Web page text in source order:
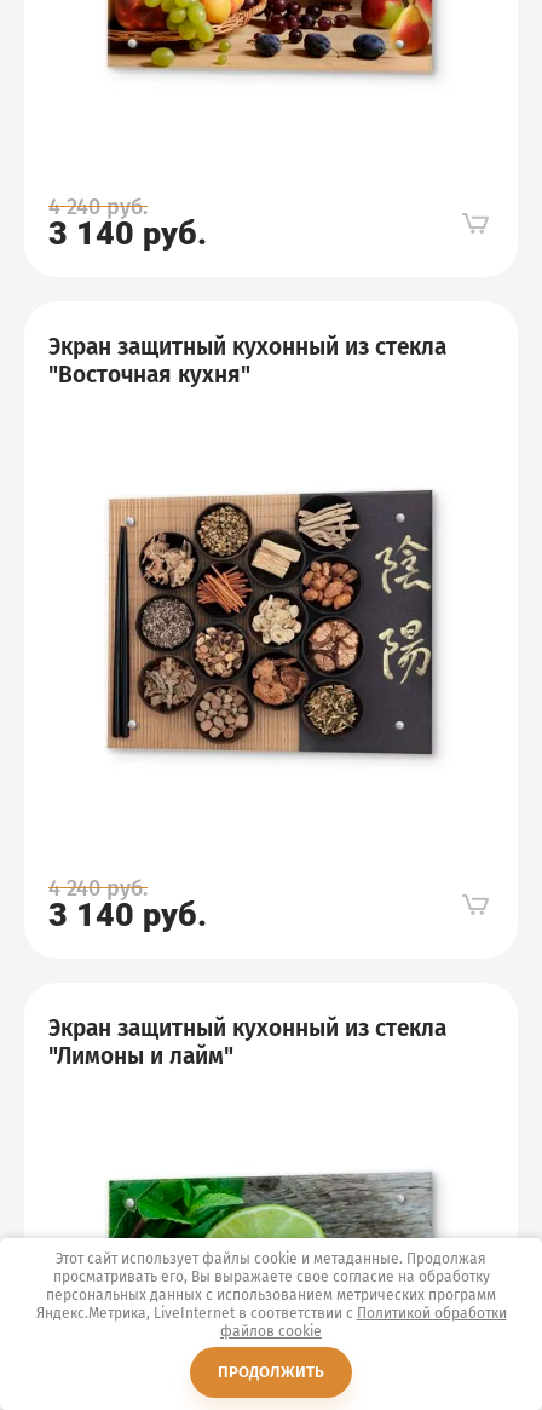
4 240руб.
3 140 руб.
Экран защитный кухонный из стекла
"Восточная кухня"
4 240руб.
3 140 руб.
Экран защитный кухонный из стекла
"Лимоны и лайм"
Этот сайт использует файлы cookie и метаданные. Продолжая
просматривать его, Вы выражаете свое согласие на обработку
персональных данных с использованием метрических программ
Яндекс.Метрика, LiveInternet в соответствии с Политикой обработки
файлов cookie
ПРОДОЛЖИТЬ